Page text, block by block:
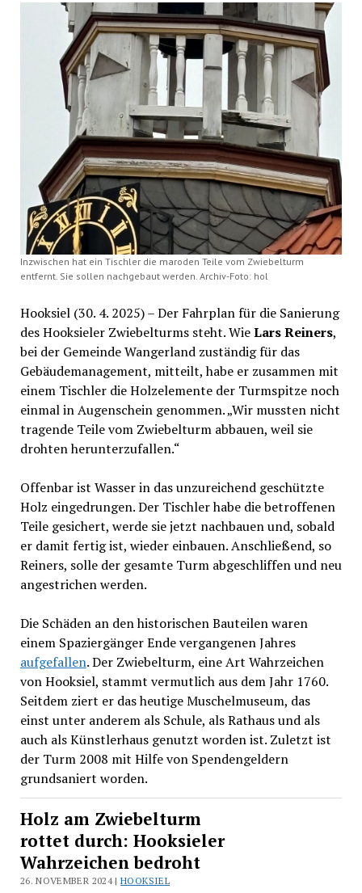
Inzwischen hat ein Tischler die maroden Teile vom Zwiebelturm
entfernt. Sie sollen nachgebaut werden. Archiv-Foto: hol
Hooksiel (30. 4. 2025) – Der Fahrplan für die Sanierung
des Hooksieler Zwiebelturms steht. WieLars Reiners,
bei der Gemeinde Wangerland zuständig für das
Gebäudemanagement, mitteilt, habe er zusammen mit
einem Tischler die Holzelemente der Turmspitze noch
einmal in Augenschein genommen. „Wir mussten nicht
tragende Teile vom Zwiebelturm abbauen, weil sie
drohten herunterzufallen.“
Offenbar ist Wasser in das unzureichend geschützte
Holz eingedrungen. Der Tischler habe die betroffenen
Teile gesichert, werde sie jetzt nachbauen und, sobald
er damit fertig ist, wieder einbauen. Anschließend, so
Reiners, solle der gesamte Turm abgeschliffen und neu
angestrichen werden.
Die Schäden an den historischen Bauteilen waren
einem Spaziergänger Ende vergangenen Jahres
aufgefallen. Der Zwiebelturm, eine Art Wahrzeichen
von Hooksiel, stammt vermutlich aus dem Jahr 1760.
Seitdem ziert er das heutige Muschelmuseum, das
einst unter anderem als Schule, als Rathaus und als
auch als Künstlerhaus genutzt worden ist. Zuletzt ist
der Turm 2008 mit Hilfe von Spendengeldern
grundsaniert worden.
Holz am Zwiebelturm
rottet durch: Hooksieler
Wahrzeichen bedroht
26. NOVEMBER 2024 |HOOKSIEL